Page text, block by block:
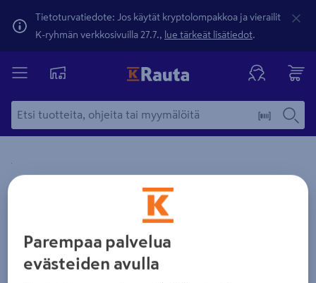
Tietoturvatiedote: Jos käytät kryptolompakkoa ja vierailit
K-ryhmän verkkosivuilla 27.7., lue tärkeät lisätiedot.
Yksityiskohtainen kuvaus löytyy Tuotteen kuvaus -
Zoomaa kuvaa sormilla kosketusnäytöllä
Parempaa palvelua
evästeiden avulla